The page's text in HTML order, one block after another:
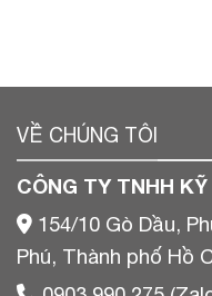
VỀ CHÚNG TÔI
CÔNG TY TNHH
154/10 Gò Dầu,
Phú, Thành phố Hồ